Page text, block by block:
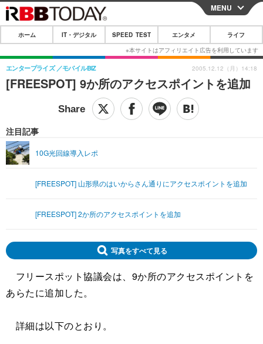
CLOSE
ホーム
IT・デジタル
IT・デジタルTOP スマートフォン
ネタ ガジェット・ツール
SPEED TEST
音楽 スポーツ
ライフ
ペット ショッピング
その他
リリース一覧
プッシュ通知の停止方法
MENU
ホーム IT・デジタル SPEED TEST エンタメ ライフ
[FREESPOT] 9か所のアクセスポイントを追加
エンタープライズ モバイルBIZ
注目記事
10G光回線導入レポ
[FREESPOT] 山形県のはいからさん通りにアクセスポイントを追加
[FREESPOT] 2か所のアクセスポイントを追加
2005.12.12（月）14:18
写真をすべて見る
フリースポット協議会は、9か所のアクセスポイントを
あらたに追加した。
詳細は以下のとおり。